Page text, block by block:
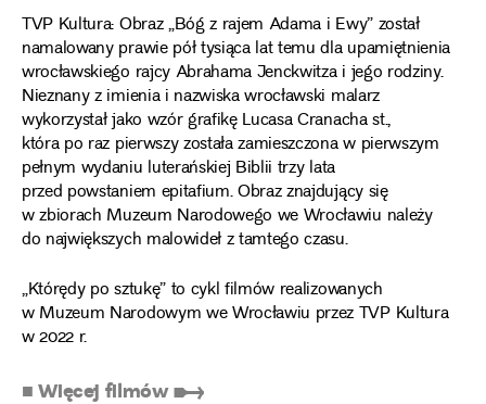
TVP Kultura: Obraz „Bóg z rajem Adama i Ewy” został
namalowany prawie pół tysiąca lat temu dla upamiętnienia
wrocławskiego rajcy Abrahama Jenckwitza i jego rodziny.
Nieznany z imienia i nazwiska wrocławski malarz
wykorzystał jako wzór grafikę Lucasa Cranacha st.,
która po raz pierwszy została zamieszczona w pierwszym
pełnym wydaniu luterańskiej Biblii trzy lata
przed powstaniem epitafium. Obraz znajdujący się
w zbiorach Muzeum Narodowego we Wrocławiu należy
do największych malowideł z tamtego czasu.
„Którędy po sztukę” to cykl filmów realizowanych
w Muzeum Narodowym we Wrocławiu przez TVP Kultura
w 2022 r.
■ Więcej filmów ➸